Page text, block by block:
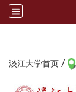
淡江大学首页 /